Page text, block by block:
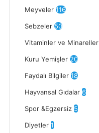
Meyveler 116
Sebzeler 50
Vitaminler ve Minareller
Kuru Yemişler 20
Faydalı Bilgiler 18
Hayvansal Gıdalar 6
Spor &Egzersiz 5
Diyetler 1